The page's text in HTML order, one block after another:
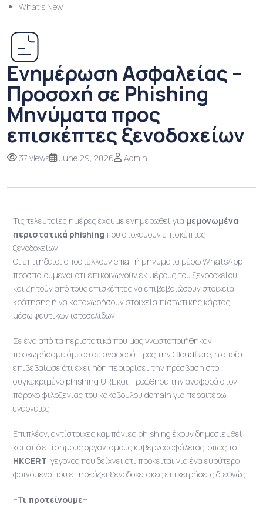
What’s New
Ενημέρωση Ασφαλείας –
Προσοχή σε Phishing
Μηνύματα προς
επισκέπτες ξενοδοχείων
37 views June 29, 2026 Admin
Τις τελευταίες ημέρες έχουμε ενημερωθεί για μεμονωμένα
περιστατικά phishing που στοχεύουν επισκέπτες
ξενοδοχείων.
Οι επιτήδειοι αποστέλλουν email ή μηνύματα μέσω WhatsApp
προσποιούμενοι ότι επικοινωνούν εκ μέρους του ξενοδοχείου
και ζητούν από τους επισκέπτες να επιβεβαιώσουν στοιχεία
κράτησης ή να καταχωρήσουν στοιχεία πιστωτικής κάρτας
μέσω ψεύτικων ιστοσελίδων.
Σε ένα από τα περιστατικά που μας γνωστοποιήθηκαν,
προχωρήσαμε άμεσα σε αναφορά προς την Cloudflare, η οποία
επιβεβαίωσε ότι έχει ήδη περιορίσει την πρόσβαση στο
συγκεκριμένο phishing URL και προώθησε την αναφορά στον
πάροχο φιλοξενίας του κακόβουλου domain για περαιτέρω
ενέργειες.
Επιπλέον, αντίστοιχες καμπάνιες phishing έχουν δημοσιευθεί
και από επίσημους οργανισμούς κυβερνοασφάλειας, όπως το
HKCERT, γεγονός που δείχνει ότι πρόκειται για ένα ευρύτερο
φαινόμενο που επηρεάζει ξενοδοχειακές επιχειρήσεις διεθνώς.
–Τι προτείνουμε–